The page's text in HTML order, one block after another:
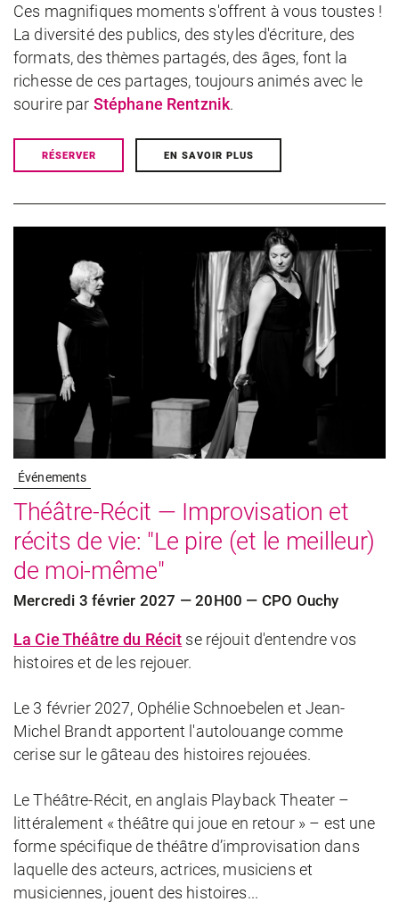
Ces magnifiques moments s'offrent à vous toustes !
La diversité des publics, des styles d'écriture, des
formats, des thèmes partagés, des âges, font la
richesse de ces partages, toujours animés avec le
sourire par Stéphane Rentznik.
RÉSERVER EN SAVOIR PLUS
Événements
Théâtre-Récit — Improvisation et
récits de vie: "Le pire (et le meilleur)
de moi-même"
Mercredi 3 février 2027 — 20H00 — CPO Ouchy
La Cie Théâtre du Récit se réjouit d'entendre vos
histoires et de les rejouer.
Le 3 février 2027, Ophélie Schnoebelen et Jean-
Michel Brandt apportent l'autolouange comme
cerise sur le gâteau des histoires rejouées.
Le Théâtre-Récit, en anglais Playback Theater –
littéralement « théâtre qui joue en retour » – est une
forme spécifique de théâtre d’improvisation dans
laquelle des acteurs, actrices, musiciens et
musiciennes, jouent des histoires...